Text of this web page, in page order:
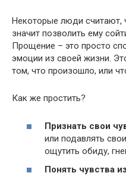
Некоторые люди считают,
значит позволить ему
Прощение – это просто
эмоции из своей жизни.​
том, что произошло, или
Как же простить?​
Признать свои
или подавлять
ощутить обиду,
Понять чувства